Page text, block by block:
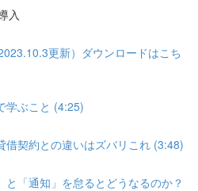
入
更新）ダウンロードはこち
ぶこと (4:25)
契約との違いはズバリこれ (3:48)
「通知」を怠るとどうなるのか？